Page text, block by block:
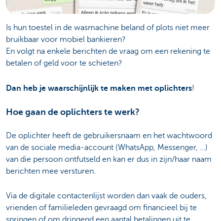
Is hun toestel in de wasmachine beland of plots niet meer
bruikbaar voor mobiel bankieren?
En volgt na enkele berichten de vraag om een rekening te
betalen of geld voor te schieten?
Dan heb je waarschijnlijk te maken met oplichters!
Hoe gaan de oplichters te werk?
De oplichter heeft de gebruikersnaam en het wachtwoord
van de sociale media-account (WhatsApp, Messenger, …)
van die persoon ontfutseld en kan er dus in zijn/haar naam
berichten mee versturen.
Via de digitale contactenlijst worden dan vaak de ouders,
vrienden of familieleden gevraagd om financieel bij te